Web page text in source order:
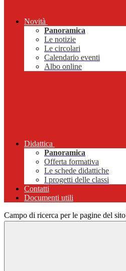
Novità
Panoramica
Le notizie
Le circolari
Calendario eventi
Albo online
Didattica
Panoramica
Offerta formativa
Le schede didattiche
I progetti delle classi
Contatti
Documenti utili
Campo di ricerca per le pagine del sito